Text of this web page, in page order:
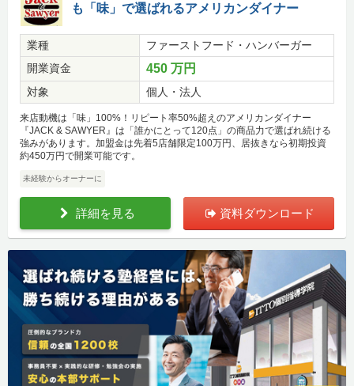
も「味」で選ばれるアメリカンダイナー
業種
ファーストフード・ハンバーガー
開業資金
450 万円
対象 個人・法人
来店動機は「味」100%！リピート率50%超えのアメリカンダイナー
『JACK & SAWYER』は「誰かにとって120点」の商品力で選ばれ続ける
強みがあります。加盟金は先着5店舗限定100万円、居抜きなら初期投資
約450万円で開業可能です。
未経験からオーナーに
詳細を見る 資料ダウンロード